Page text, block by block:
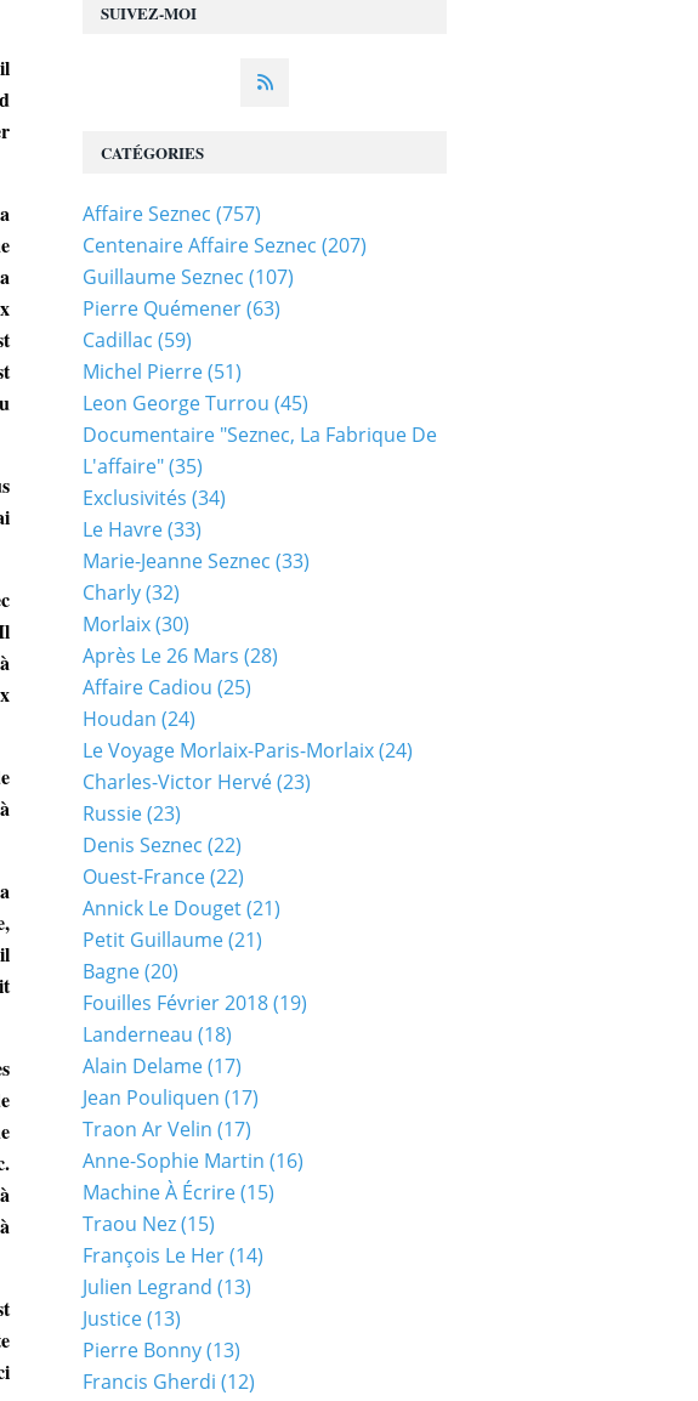
SUIVEZ-MOI
CATÉGORIES
Affaire Seznec (757)
Centenaire Affaire Seznec (207)
Guillaume Seznec (107)
Pierre Quémener(63)
Cadillac (59)
Michel Pierre(51)
Leon George Turrou (45)
Documentaire "seznec, La Fabrique De
L'affaire"(35)
Exclusivités (34)
Le Havre(33)
Marie-Jeanne Seznec (33)
Charly(32)
Morlaix(30)
Après Le 26 Mars (28)
Affaire Cadiou (25)
Houdan (24)
Le Voyage Morlaix-Paris-Morlaix(24)
Charles-Victor Hervé(23)
Russie(23)
Denis Seznec (22)
Ouest-France(22)
Annick Le Douget(21)
Petit Guillaume(21)
Bagne(20)
Fouilles Février 2018(19)
Landerneau (18)
Alain Delame(17)
Jean Pouliquen (17)
Traon Ar Velin (17)
Anne-Sophie Martin (16)
Machine À Écrire(15)
Traou Nez(15)
François Le Her(14)
Julien Legrand (13)
Justice(13)
Pierre Bonny(13)
Francis Gherdi (12)